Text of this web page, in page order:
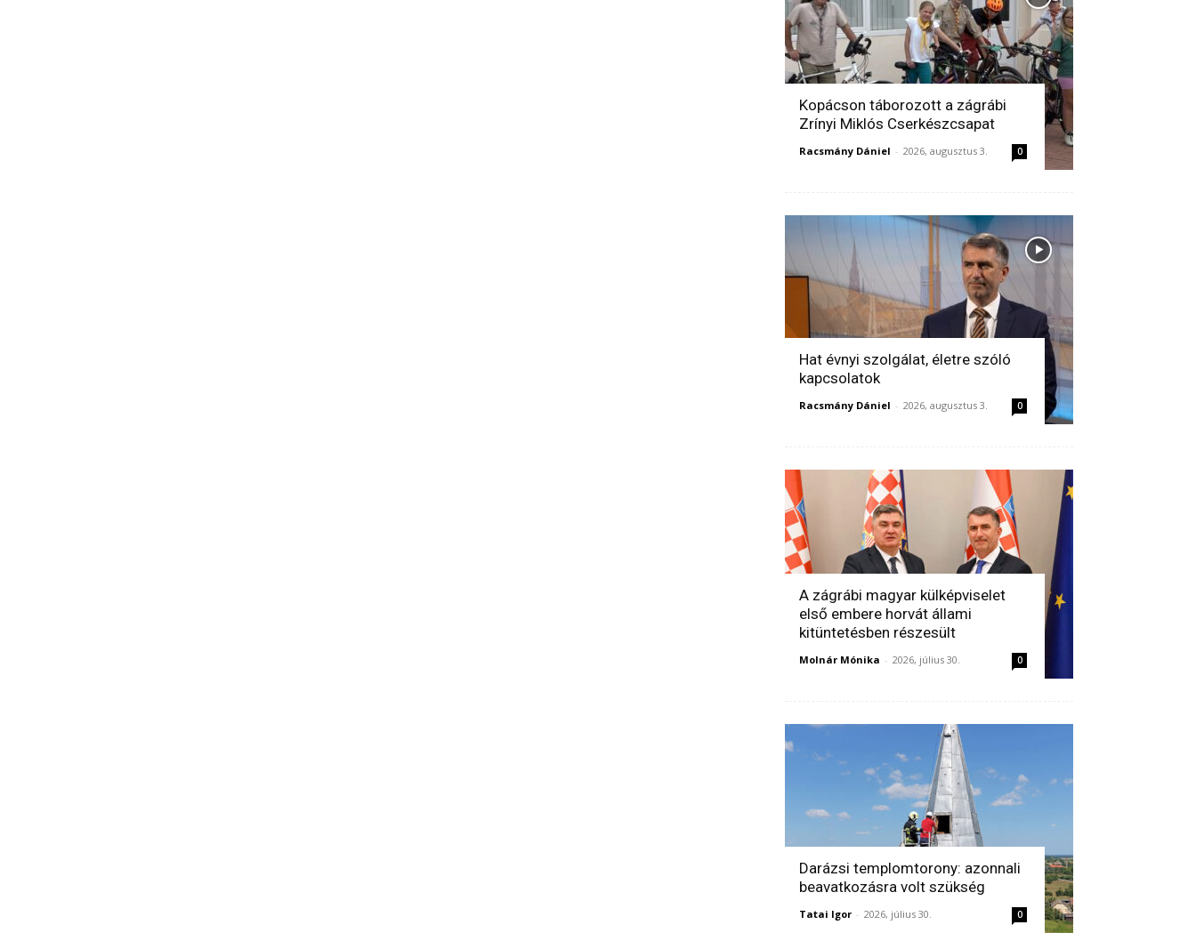
Kopácson táborozott a zágrábi
Zrínyi Miklós Cserkészcsapat
Racsmány Dániel - 2026, augusztus 3. 0
Hat évnyi szolgálat, életre szóló
kapcsolatok
Racsmány Dániel - 2026, augusztus 3. 0
A zágrábi magyar külképviselet
első embere horvát állami
kitüntetésben részesült
Molnár Mónika - 2026, július 30. 0
Darázsi templomtorony: azonnali
beavatkozásra volt szükség
Tatai Igor - 2026, július 30. 0